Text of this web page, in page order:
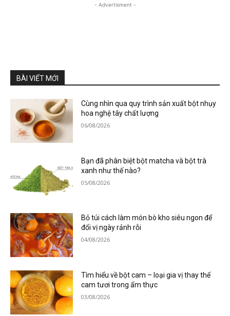
- Advertisment -
BÀI VIẾT MỚI
Cùng nhìn qua quy trình sản xuất bột nhụy
hoa nghệ tây chất lượng
06/08/2026
Bạn đã phân biệt bột matcha và bột trà
xanh như thế nào?
05/08/2026
Bỏ túi cách làm món bò kho siêu ngon để
đổi vị ngày rảnh rỗi
04/08/2026
Tìm hiểu về bột cam – loại gia vị thay thế
cam tươi trong ẩm thực
03/08/2026